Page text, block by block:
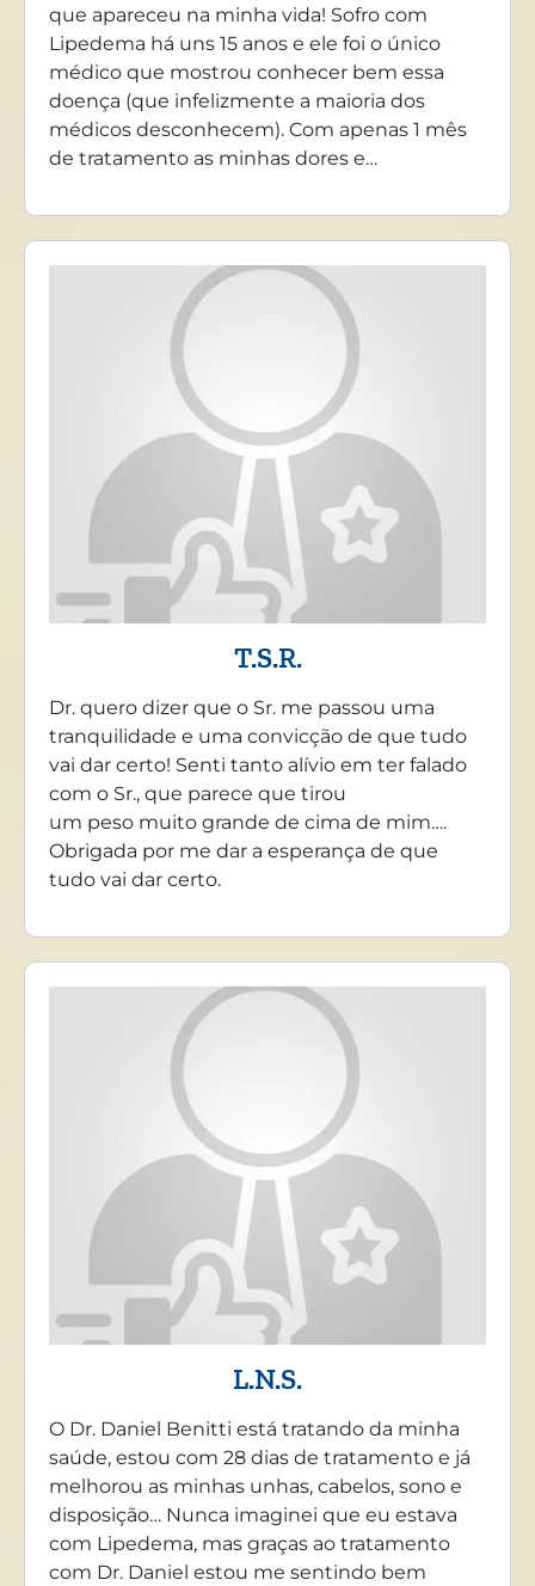
que apareceu na minha vida! Sofro com
Lipedema há uns 15 anos e ele foi o único
médico que mostrou conhecer bem essa
doença (que infelizmente a maioria dos
médicos desconhecem). Com apenas 1 mês
de tratamento as minhas dores e…
T.S.R.
Dr. quero dizer que o Sr. me passou uma
tranquilidade e uma convicção de que tudo
vai dar certo! Senti tanto alívio em ter falado
com o Sr., que parece que tirou
um peso muito grande de cima de mim….
Obrigada por me dar a esperança de que
tudo vai dar certo.
L.N.S.
O Dr. Daniel Benitti está tratando da minha
saúde, estou com 28 dias de tratamento e já
melhorou as minhas unhas, cabelos, sono e
disposição… Nunca imaginei que eu estava
com Lipedema, mas graças ao tratamento
com Dr. Daniel estou me sentindo bem